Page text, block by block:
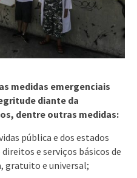
medidas emergenciais
diante da
dentre outras medidas:
pública e dos estados
e serviços básicos de
gratuito e universal;